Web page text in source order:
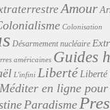
Amour
Colonisation
Désarmement nucléaire
américaines Guides
L'infini Liberté Liberté
Méditer en ligne
Paradisme